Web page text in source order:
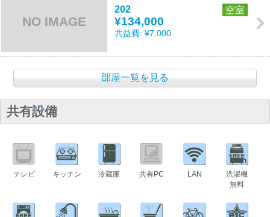
NO IMAGE
202 空室
¥134,000
共益費: ¥7,000
部屋一覧を見る
共有設備
テレビ キッチン 冷蔵庫 共有PC LAN
洗濯機
無料